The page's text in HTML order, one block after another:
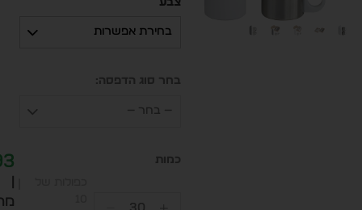
בחירת אפשרות
בחר סוג הדפסה:
— בחר —